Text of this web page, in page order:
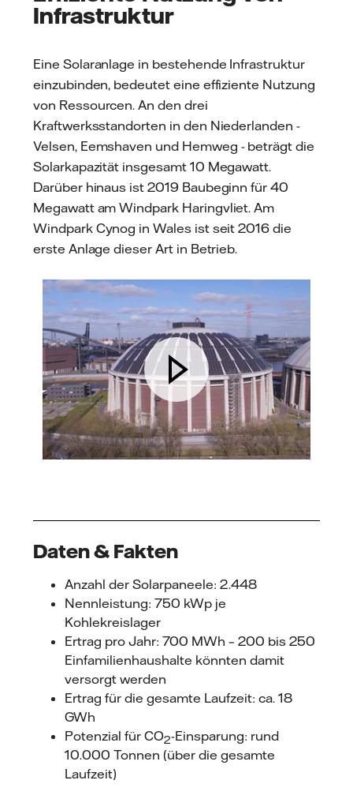
Infrastruktur
Eine Solaranlage in bestehende Infrastruktur
einzubinden, bedeutet eine effiziente Nutzung
von Ressourcen. An den drei
Kraftwerksstandorten in den Niederlanden -
Velsen, Eemshaven und Hemweg - beträgt die
Solarkapazität insgesamt 10 Megawatt.
Darüber hinaus ist 2019 Baubeginn für 40
Megawatt am Windpark Haringvliet. Am
Windpark Cynog in Wales ist seit 2016 die
erste Anlage dieser Art in Betrieb.
Daten & Fakten
Anzahl der Solarpaneele: 2.448
Nennleistung: 750 kWp je
Kohlekreislager
Ertrag pro Jahr: 700 MWh – 200 bis 250
Einfamilienhaushalte könnten damit
versorgt werden
Ertrag für die gesamte Laufzeit: ca. 18
GWh
Potenzial für CO2-Einsparung: rund
10.000 Tonnen (über die gesamte
Laufzeit)